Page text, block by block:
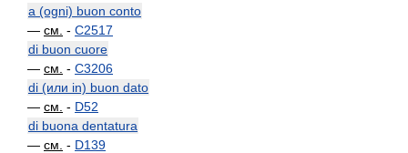
a (ogni) buon conto
— см. - C2517
di buon cuore
— см. - C3206
di (или in) buon dato
— см. - D52
di buona dentatura
— см. - D139